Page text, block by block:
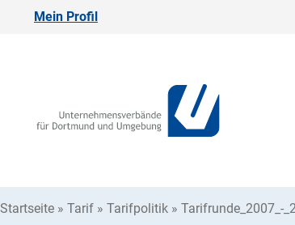
Mein Profil
Startseite » Tarif » Tarifpolitik » Tarifrunde_2007_-